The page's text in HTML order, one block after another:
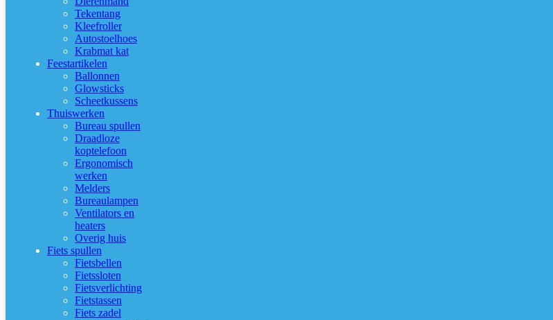
Tekentang
Kleefroller
Autostoelhoes
Krabmat kat
Feestartikelen
Ballonnen
Glowsticks
Scheetkussens
Thuiswerken
Bureau spullen
Draadloze
koptelefoon
Ergonomisch
werken
Melders
Bureaulampen
Ventilators en
heaters
Overig huis
Fiets spullen
Fietsbellen
Fietssloten
Fietsverlichting
Fietstassen
Fiets zadel